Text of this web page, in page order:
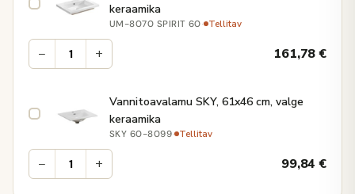
keraamika
UM-8070 SPIRIT 60· Tellitav
− + 161,78€
Vannitoavalamu SKY, 61x46 cm, valge
keraamika
SKY 60-8099· Tellitav
− + 99,84€